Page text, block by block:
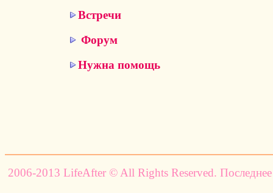
Встречи
Форум
Нужна помощь
2006-2013 LifeAfter © All Rights Reserved.